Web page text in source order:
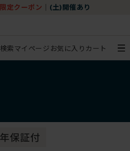
限定クーポン (土)開催あり
検索マイページ お気に入り カート